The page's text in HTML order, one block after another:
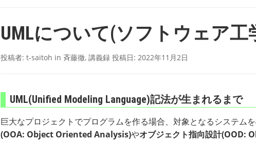
UMLについて(ソフトウェア工
投稿者: t-saitoh in 斉藤徹, 講義録 投稿日: 2022年11月2日
UML(Unified Modeling Language)記法が生まれるまで
巨大なプロジェクトでプログラムを作る場合、対象となるシステムを
(OOA: Object Oriented Analysis)やオブジェクト指向設計(OOD: